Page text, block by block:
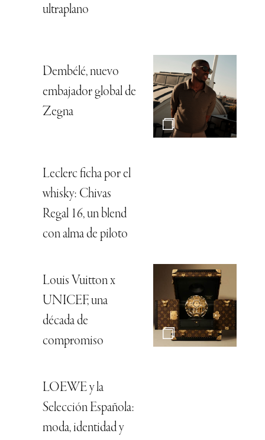
ultraplano
Dembélé, nuevo
embajador global de
Zegna
Leclerc ficha por el
whisky: Chivas
Regal 16, un blend
con alma de piloto
Louis Vuitton x
UNICEF, una
década de
compromiso
LOEWE y la
Selección Española:
moda, identidad y